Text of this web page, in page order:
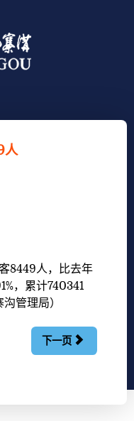
人
8449人，比去年
，累计740341
管理局）
下一页